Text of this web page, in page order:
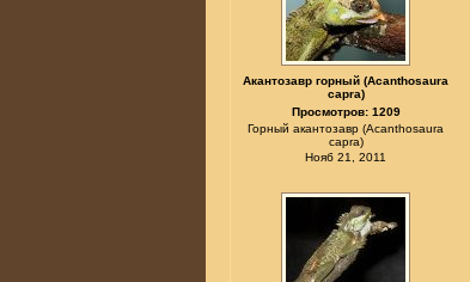
Акантозавр горный (Acanthosaura
capra)
Просмотров: 1209
Горный акантозавр (Acanthosaura
capra)
Нояб 21, 2011